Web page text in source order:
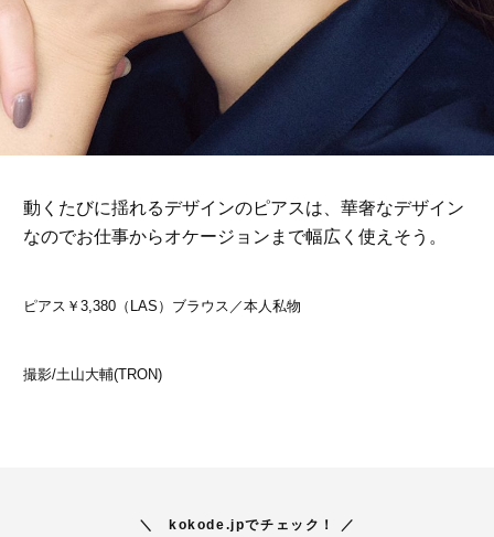
動くたびに揺れるデザインのピアスは、華奢なデザイン
なのでお仕事からオケージョンまで幅広く使えそう。
ピアス￥3,380（LAS）ブラウス／本人私物
撮影/土山大輔(TRON)
＼ kokode.jpでチェック！ ／